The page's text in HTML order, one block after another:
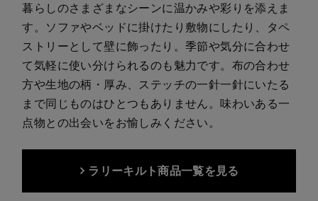
暮らしのさまざまなシーンに温かみや彩りを添えま
す。ソファやベッドに掛けたり敷物にしたり、タペ
ストリーとして壁に飾ったり。季節や気分に合わせ
て気軽に使い分けられるのも魅力です。布の合わせ
方や生地の柄・厚み、ステッチの一針一針にいたる
まで同じものはひとつもありません。味わいある一
点物との出会いをお愉しみください。
ラリーキルト商品一覧を見る